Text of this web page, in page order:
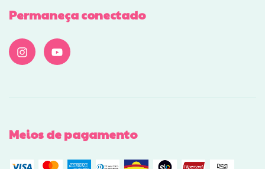
Permaneça conectado
Meios de pagamento